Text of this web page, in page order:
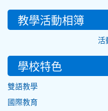
教學活動相簿
活
學校特色
雙語教學
國際教育